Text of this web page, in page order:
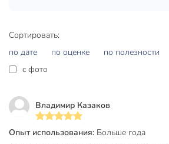
Сортировать:
по дате
по оценке
по полезности
c фото
Владимир Казаков
Опыт использования: Больше года